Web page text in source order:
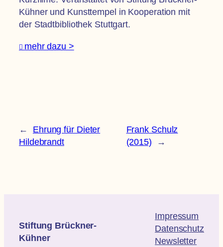
Kühner und Kunsttempel in Kooperation mit
der Stadtbibliothek Stuttgart.
mehr dazu >
←
Ehrung für Dieter
Hildebrandt
Frank Schulz
(2015)
→
Stiftung Brückner-
Kühner
Impressum
Datenschutz
Newsletter